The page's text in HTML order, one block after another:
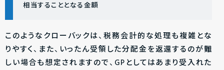
相当することとなる金額
このようなクローバックは、税務会計的な処理も複雑とな
りやすく、また、いったん受領した分配金を返還するのが難
しい場合も想定されますので、GPとしてはあまり受入れた